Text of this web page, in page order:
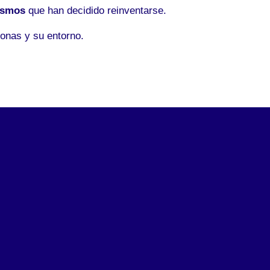
que han decidido reinventarse.
y su entorno.